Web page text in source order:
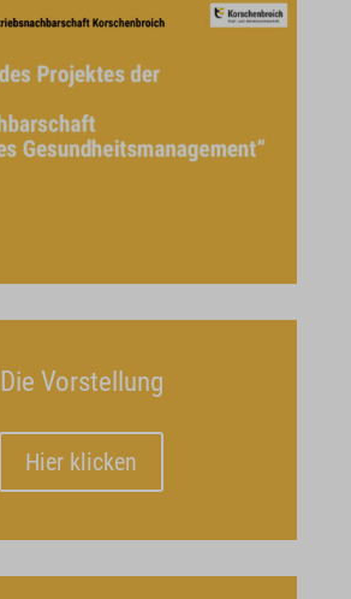
Die Vorstellung
Hier klicken